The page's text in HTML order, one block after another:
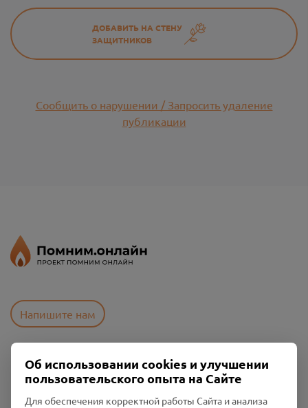
ДОБАВИТЬ НА СТЕНУ
ЗАЩИТНИКОВ
Сообщить о нарушении / Запросить удаление
публикации
Напишите нам
Пользовательское соглашение
Политика конфиденциальности
Промо-материалы
Об использовании cookies и улучшении
пользовательского опыта на Сайте
Для обеспечения корректной работы Сайта и анализа